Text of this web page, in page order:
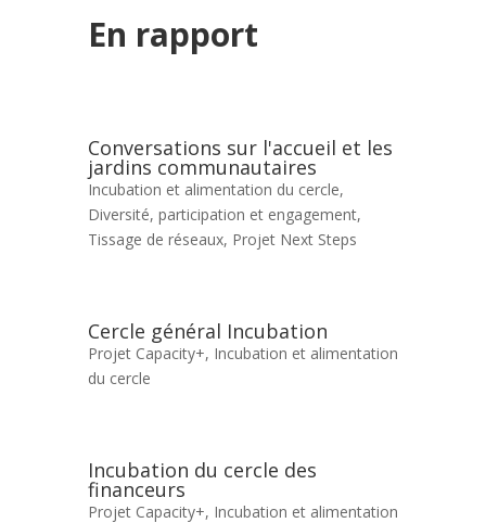
En rapport
Conversations sur l'accueil et les
jardins communautaires
Incubation et alimentation du cercle,
Diversité, participation et engagement,
Tissage de réseaux, Projet Next Steps
Cercle général Incubation
Projet Capacity+, Incubation et alimentation
du cercle
Incubation du cercle des
financeurs
Projet Capacity+, Incubation et alimentation